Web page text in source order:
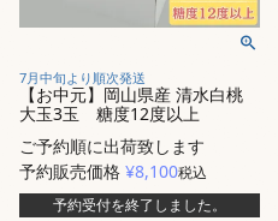
7月中旬より順次発送
【お中元】岡山県産 清水白桃
大玉3玉 糖度12度以上
ご予約順に出荷致します
予約販売価格 ¥8,100税込
予約受付を終了しました。